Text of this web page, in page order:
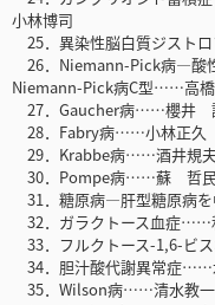
小林博司
25．異染性脳白質ジスト
26．Niemann-Pick病―酸
Niemann-Pick病C型……高
27．Gaucher病……櫻井
28．Fabry病……小林正久
29．Krabbe病……酒井規
30．Pompe病……蘇 哲
31．糖原病―肝型糖原病
32．ガラクトース血症……
33．フルクトース-1,6-ビ
34．胆汁酸代謝異常症……
35．Wilson病……清水教一